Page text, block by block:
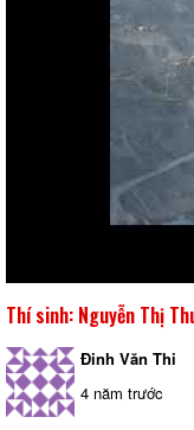
Thí sinh: Nguyễn Thị
Đinh Văn Thi
4 năm trước